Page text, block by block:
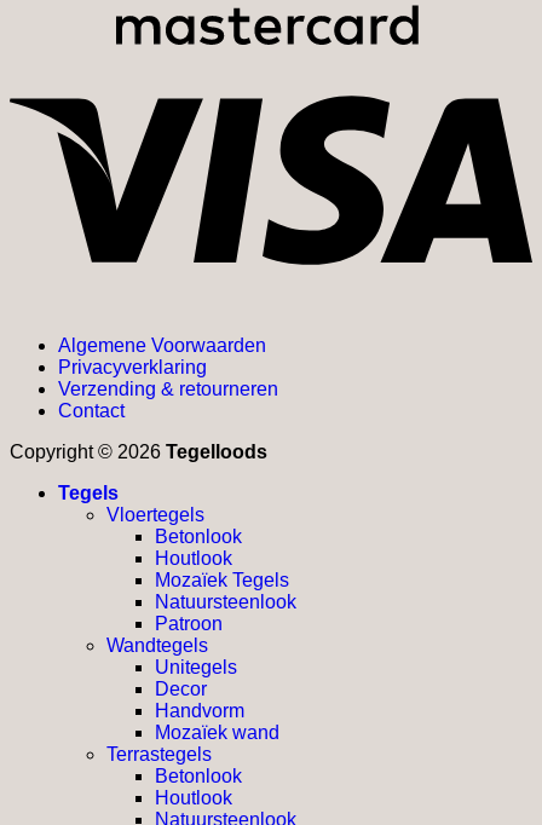
Algemene Voorwaarden
Privacyverklaring
Verzending & retourneren
Contact
Copyright © 2026 Tegelloods
Tegels
Vloertegels
Betonlook
Houtlook
Mozaïek Tegels
Natuursteenlook
Patroon
Wandtegels
Unitegels
Decor
Handvorm
Mozaïek wand
Terrastegels
Betonlook
Houtlook
Natuursteenlook